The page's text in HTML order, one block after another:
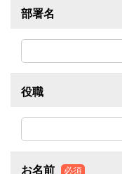
部署名
役職
お名前 必須